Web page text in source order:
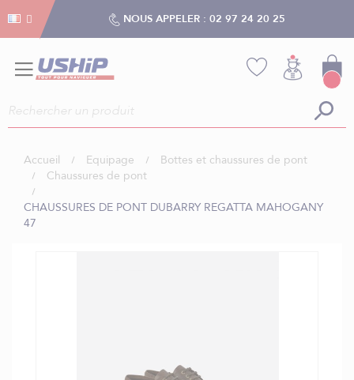
NOUS APPELER : 02 97 24 20 25
Accueil Equipage
Bottes et chaussures de pont
Chaussures de pont
CHAUSSURES DE PONT DUBARRY REGATTA MAHOGANY
47
Gestion des cookies
Gestion des cookies